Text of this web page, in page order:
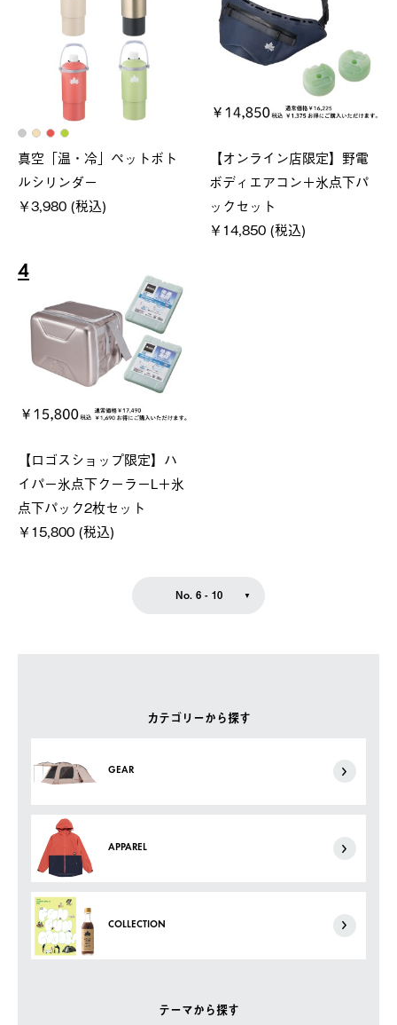
カテゴリーから探す
GEAR
APPAREL
COLLECTION
テーマから探す
真空「温・冷」ペットボト
ルシリンダー
￥3,980 (税込)
【オンライン店限定】野電
ボディエアコン＋氷点下パ
ックセット
￥14,850 (税込)
4
【ロゴスショップ限定】ハ
イパー氷点下クーラーL＋氷
点下パック2枚セット
￥15,800 (税込)
No. 6 - 10